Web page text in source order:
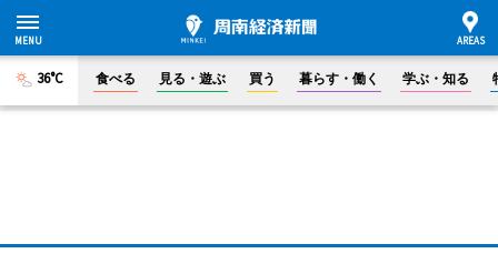
36°C 食べる 見る・遊ぶ 買う 暮らす・働く 学ぶ・知る